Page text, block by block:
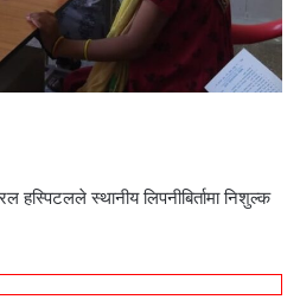
हस्पिटलले स्थानीय लिपनीबिर्तामा निशुल्क